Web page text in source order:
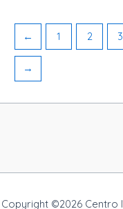
← 1 2 3
→
Copyright ©2026 Centro